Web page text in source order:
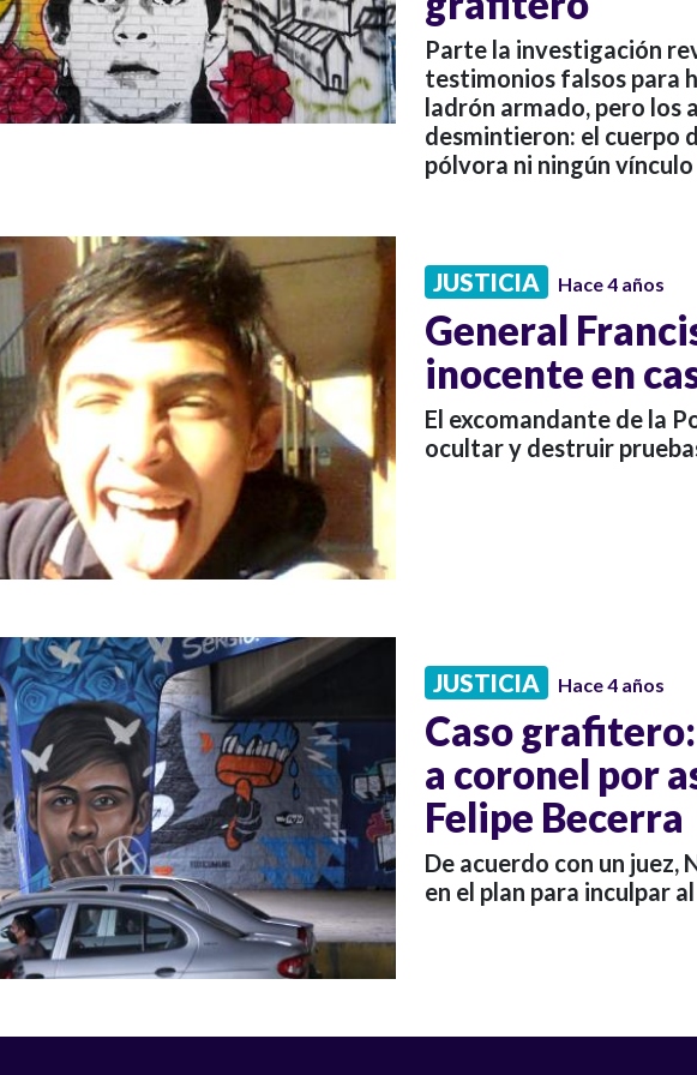
Parte la investigación
testimonios falsos para
ladrón armado, pero los
desmintieron: el cuerpo
pólvora ni ningún
JUSTICIA Hace 4 años
General
inocente en
El excomandante de la
ocultar y destruir
JUSTICIA Hace 4 años
Caso
a coronel por
Felipe Becerra
De acuerdo con un juez,
en el plan para inculpar